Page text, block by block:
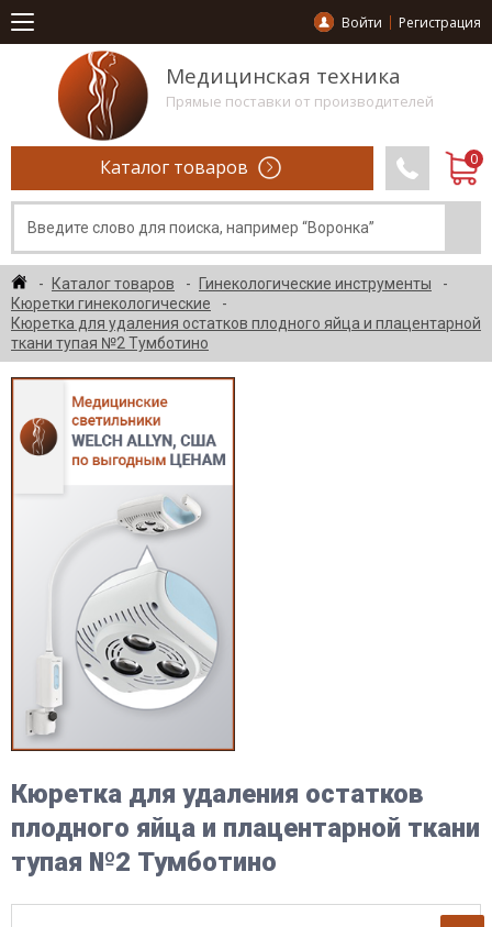
Войти Регистрация
Медицинская техника
Прямые поставки от производителей
Каталог товаров
Каталог товаров
Гинекологические инструменты
Кюретки гинекологические
Кюретка для удаления остатков плодного яйца и плацентарной
ткани тупая №2 Тумботино
Кюретка для удаления остатков
плодного яйца и плацентарной ткани
тупая №2 Тумботино